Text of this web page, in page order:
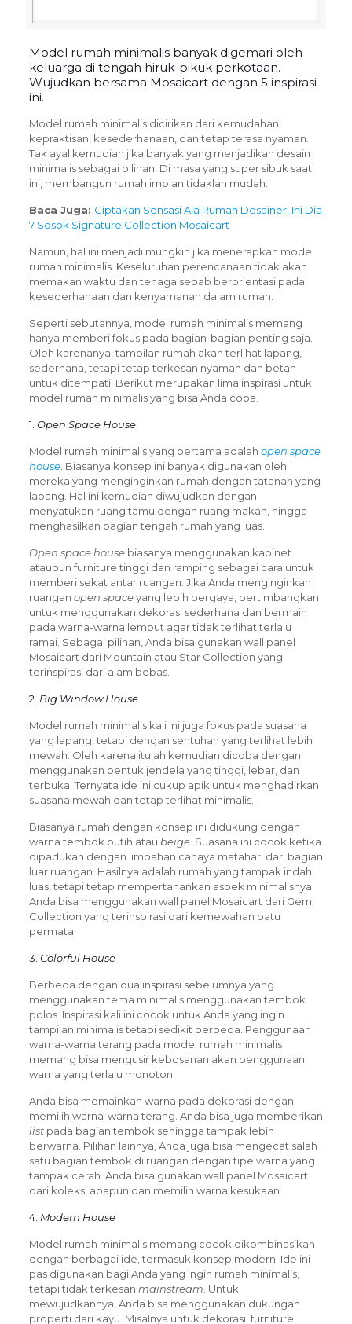
Model rumah minimalis banyak digemari oleh
keluarga di tengah hiruk-pikuk perkotaan.
Wujudkan bersama Mosaicart dengan 5 inspirasi
ini.
Model rumah minimalis dicirikan dari kemudahan,
kepraktisan, kesederhanaan, dan tetap terasa nyaman.
Tak ayal kemudian jika banyak yang menjadikan desain
minimalis sebagai pilihan. Di masa yang super sibuk saat
ini, membangun rumah impian tidaklah mudah.
Baca Juga: Ciptakan Sensasi Ala Rumah Desainer, Ini Dia
7 Sosok Signature Collection Mosaicart
Namun, hal ini menjadi mungkin jika menerapkan model
rumah minimalis. Keseluruhan perencanaan tidak akan
memakan waktu dan tenaga sebab berorientasi pada
kesederhanaan dan kenyamanan dalam rumah.
Seperti sebutannya, model rumah minimalis memang
hanya memberi fokus pada bagian-bagian penting saja.
Oleh karenanya, tampilan rumah akan terlihat lapang,
sederhana, tetapi tetap terkesan nyaman dan betah
untuk ditempati. Berikut merupakan lima inspirasi untuk
model rumah minimalis yang bisa Anda coba.
1. Open Space House
Model rumah minimalis yang pertama adalah open space
house. Biasanya konsep ini banyak digunakan oleh
mereka yang menginginkan rumah dengan tatanan yang
lapang. Hal ini kemudian diwujudkan dengan
menyatukan ruang tamu dengan ruang makan, hingga
menghasilkan bagian tengah rumah yang luas.
Open space housebiasanya menggunakan kabinet
ataupun furniture tinggi dan ramping sebagai cara untuk
memberi sekat antar ruangan. Jika Anda menginginkan
ruangan open spaceyang lebih bergaya, pertimbangkan
untuk menggunakan dekorasi sederhana dan bermain
pada warna-warna lembut agar tidak terlihat terlalu
ramai. Sebagai pilihan, Anda bisa gunakan wall panel
Mosaicart dari Mountain atau Star Collection yang
terinspirasi dari alam bebas.
2. Big Window House
Model rumah minimalis kali ini juga fokus pada suasana
yang lapang, tetapi dengan sentuhan yang terlihat lebih
mewah. Oleh karena itulah kemudian dicoba dengan
menggunakan bentuk jendela yang tinggi, lebar, dan
terbuka. Ternyata ide ini cukup apik untuk menghadirkan
suasana mewah dan tetap terlihat minimalis.
Biasanya rumah dengan konsep ini didukung dengan
warna tembok putih atau beige. Suasana ini cocok ketika
dipadukan dengan limpahan cahaya matahari dari bagian
luar ruangan. Hasilnya adalah rumah yang tampak indah,
luas, tetapi tetap mempertahankan aspek minimalisnya.
Anda bisa menggunakan wall panel Mosaicart dari Gem
Collection yang terinspirasi dari kemewahan batu
permata.
3. Colorful House
Berbeda dengan dua inspirasi sebelumnya yang
menggunakan tema minimalis menggunakan tembok
polos. Inspirasi kali ini cocok untuk Anda yang ingin
tampilan minimalis tetapi sedikit berbeda. Penggunaan
warna-warna terang pada model rumah minimalis
memang bisa mengusir kebosanan akan penggunaan
warna yang terlalu monoton.
Anda bisa memainkan warna pada dekorasi dengan
memilih warna-warna terang. Anda bisa juga memberikan
listpada bagian tembok sehingga tampak lebih
berwarna. Pilihan lainnya, Anda juga bisa mengecat salah
satu bagian tembok di ruangan dengan tipe warna yang
tampak cerah. Anda bisa gunakan wall panel Mosaicart
dari koleksi apapun dan memilih warna kesukaan.
4. Modern House
Model rumah minimalis memang cocok dikombinasikan
dengan berbagai ide, termasuk konsep modern. Ide ini
pas digunakan bagi Anda yang ingin rumah minimalis,
tetapi tidak terkesan mainstream . Untuk
mewujudkannya, Anda bisa menggunakan dukungan
properti dari kayu. Misalnya untuk dekorasi, furniture,